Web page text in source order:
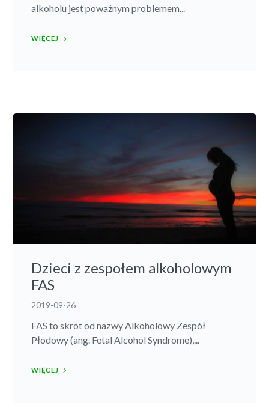
alkoholu jest poważnym problemem...
WIĘCEJ
Dzieci z zespołem alkoholowym
FAS
2019-09-26
FAS to skrót od nazwy Alkoholowy Zespół
Płodowy (ang. Fetal Alcohol Syndrome),...
WIĘCEJ